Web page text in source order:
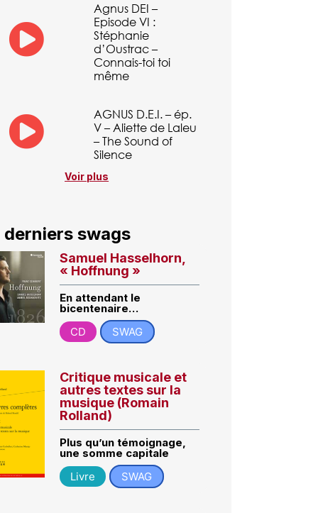
Agnus DEI –
Episode VI :
Stéphanie
d’Oustrac –
Connais-toi toi
même
AGNUS D.E.I. – ép.
V – Aliette de Laleu
– The Sound of
Silence
Voir plus
derniers swags
Samuel Hasselhorn,
« Hoffnung »
En attendant le
bicentenaire…
CD
SWAG
Critique musicale et
autres textes sur la
musique (Romain
Rolland)
Plus qu’un témoignage,
une somme capitale
Livre
SWAG